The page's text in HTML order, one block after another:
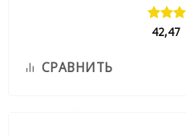
42,47
СРАВНИТЬ